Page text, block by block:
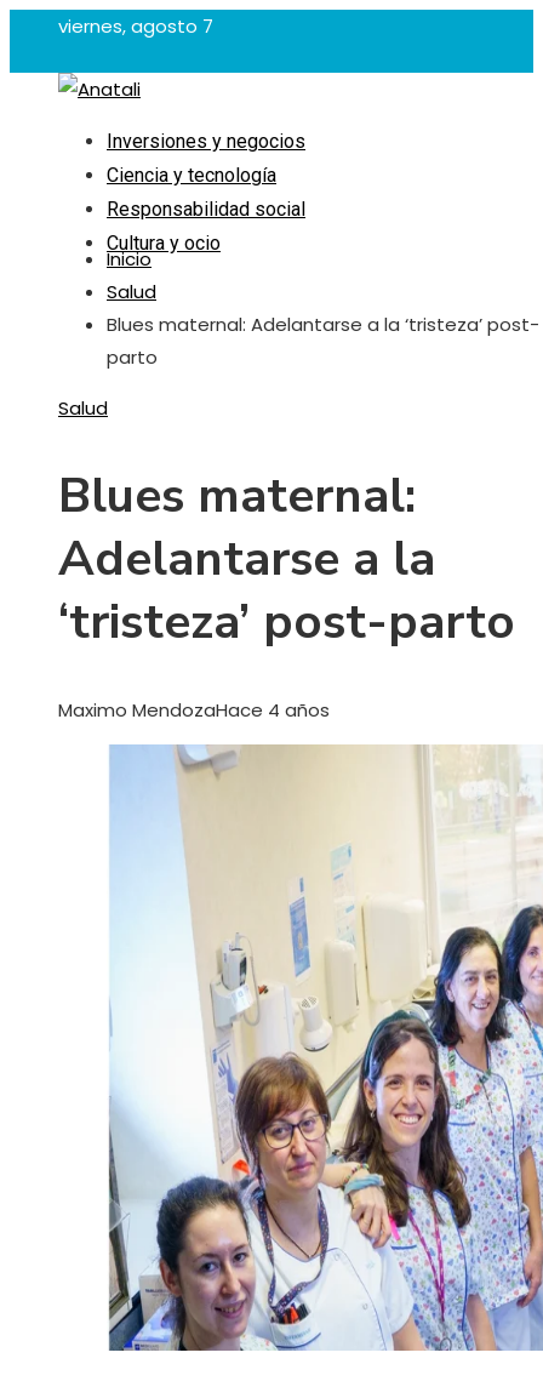
viernes, agosto 7
Inversiones y negocios
Ciencia y tecnología
Responsabilidad social
Cultura y ocio
Inicio
Salud
Blues maternal: Adelantarse a la ‘tristeza’ post-
parto
Salud
Blues maternal:
Adelantarse a la
‘tristeza’ post-parto
Maximo MendozaHace 4 años